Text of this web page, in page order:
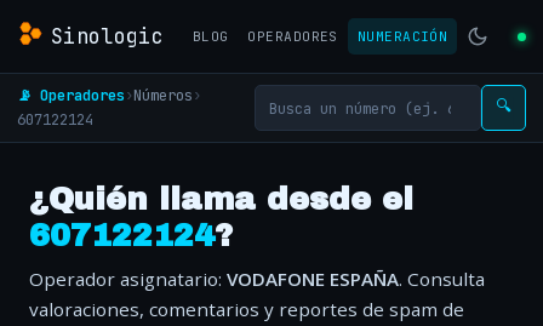
Sinologic BLOG OPERADORES NUMERACIÓN
📡 Operadores›Números›
607122124
🔍
¿Quién llama desde el
607122124?
Operador asignatario: VODAFONE ESPAÑA. Consulta
valoraciones, comentarios y reportes de spam de